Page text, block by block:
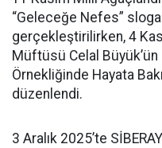
“Geleceğe Nefes”
gerçekleştirilirken, 4
Müftüsü Celal Büyük’ün
Örnekliğinde Hayata
düzenlendi.
3 Aralık 2025’te